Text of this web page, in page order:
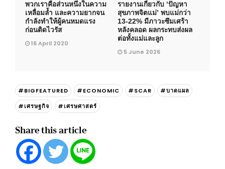
พวกเราคือส่วนหนึ่งในความ
เหลื่อมล้ำ และความยากจน
กำลังทำให้ผู้คนหมดแรง
ก่อนติดไวรัส
16 April 2020
รายงานเกี่ยวกับ ‘ปัญหา
สุขภาพจิตแม่’ พบแม่กว่า
13-22% มีภาวะซึมเศร้า
หลังคลอด ผลกระทบส่งผล
ต่อทั้งแม่และลูก
5 June 2026
#BIGFEATURED #ECONOMIC #SCAR
#บาดแผล
#เศรษฐกิจ
#เศรษศาสตร์
Share this article